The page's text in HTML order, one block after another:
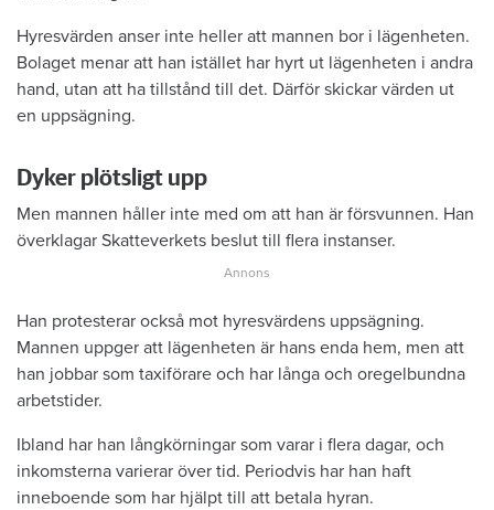
Hyresvärden anser inte heller att mannen bor i lägenheten.
Bolaget menar att han istället har hyrt ut lägenheten i andra
hand, utan att ha tillstånd till det. Därför skickar värden ut
en uppsägning.
Dyker plötsligt upp
Men mannen håller inte med om att han är försvunnen. Han
överklagar Skatteverkets beslut till flera instanser.
Han protesterar också mot hyresvärdens uppsägning.
Mannen uppger att lägenheten är hans enda hem, men att
han jobbar som taxiförare och har långa och oregelbundna
arbetstider.
Ibland har han långkörningar som varar i flera dagar, och
inkomsterna varierar över tid. Periodvis har han haft
inneboende som har hjälpt till att betala hyran.